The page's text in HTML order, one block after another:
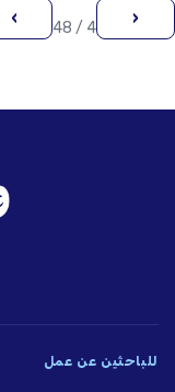
‹
4 / 48
›
للباحثين عن عمل